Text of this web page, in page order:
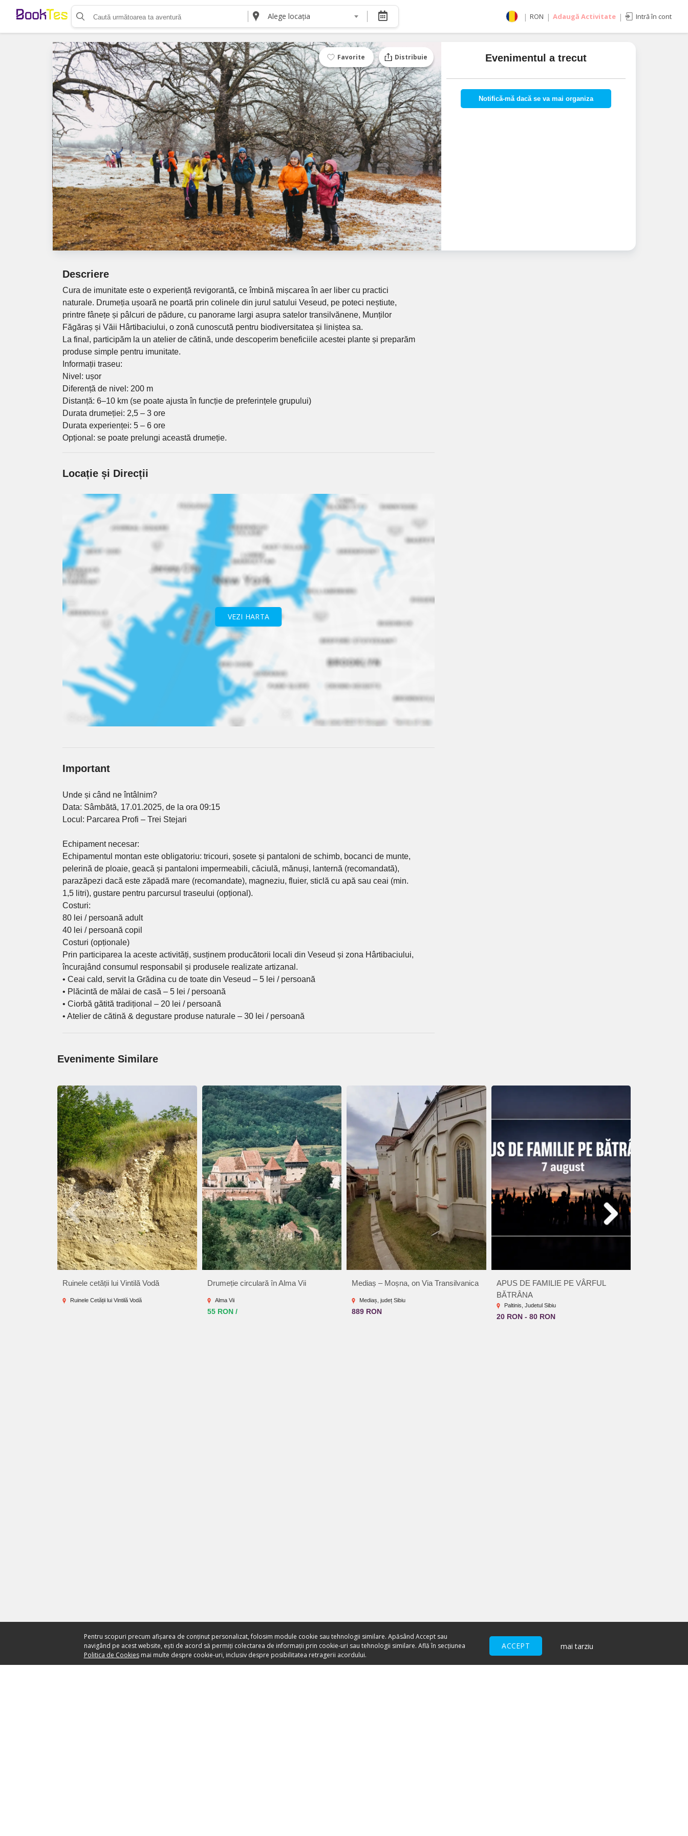
Alege locația | RON | Adaugă Activitate | Intră în cont
Organizează-ți activitatea
Listează-ți activitatea
Vinde bilete cu Booktes.com
Aplicația de control access
DESPRE NOI
Despre noi
Termeni și condiții pentru cumpărătorii de bilete
Termeni și condiții pentru organizatorii de evenimente
Politica de Confidențialitate
Politica cookie și publicitate
EUR
Favorite Distribuie Evenimentul a trecut
Notifică-mă dacă se va mai organiza
Descriere
Cura de imunitate este o experiență revigorantă, ce îmbină mișcarea în aer liber cu practici
naturale. Drumeția ușoară ne poartă prin colinele din jurul satului Veseud, pe poteci neștiute,
printre fânețe și pâlcuri de pădure, cu panorame largi asupra satelor transilvănene, Munților
Făgăraș și Văii Hârtibaciului, o zonă cunoscută pentru biodiversitatea și liniștea sa.
La final, participăm la un atelier de cătină, unde descoperim beneficiile acestei plante și preparăm
produse simple pentru imunitate.
Informații traseu:
Nivel: ușor
Diferență de nivel: 200 m
Distanță: 6–10 km (se poate ajusta în funcție de preferințele grupului)
Durata drumeției: 2,5 – 3 ore
Durata experienței: 5 – 6 ore
Opțional: se poate prelungi această drumeție.
Locație și Direcții
VEZI HARTA
Important
Unde și când ne întâlnim?
Data: Sâmbătă, 17.01.2025, de la ora 09:15
Locul: Parcarea Profi – Trei Stejari
Echipament necesar:
Echipamentul montan este obligatoriu: tricouri, șosete și pantaloni de schimb, bocanci de munte,
pelerină de ploaie, geacă și pantaloni impermeabili, căciulă, mănuși, lanternă (recomandată),
parazăpezi dacă este zăpadă mare (recomandate), magneziu, fluier, sticlă cu apă sau ceai (min.
1,5 litri), gustare pentru parcursul traseului (opțional).
Costuri:
80 lei / persoană adult
40 lei / persoană copil
Costuri (opționale)
Prin participarea la aceste activități, susținem producătorii locali din Veseud și zona Hârtibaciului,
încurajând consumul responsabil și produsele realizate artizanal.
• Ceai cald, servit la Grădina cu de toate din Veseud – 5 lei / persoană
• Plăcintă de mălai de casă – 5 lei / persoană
• Ciorbă gătită tradițional – 20 lei / persoană
• Atelier de cătină & degustare produse naturale – 30 lei / persoană
Evenimente Similare
Ruinele cetății lui Vintilă Vodă
Ruinele Cetății lui Vintilă Vodă
Drumeție circulară în Alma Vii
Alma Vii
55 RON /
Mediaș – Moșna, on Via Transilvanica
Mediaș, județ Sibiu
889 RON
APUS DE FAMILIE PE VÂRFUL
BĂTRÂNA
Paltinis, Judetul Sibiu
20 RON - 80 RON
Pentru scopuri precum afișarea de conținut personalizat, folosim module cookie sau tehnologii similare. Apăsând Accept sau
navigând pe acest website, ești de acord să permiți colectarea de informații prin cookie-uri sau tehnologii similare. Află în secțiunea
Politica de Cookiesmai multe despre cookie-uri, inclusiv despre posibilitatea retragerii acordului.
ACCEPT mai tarziu